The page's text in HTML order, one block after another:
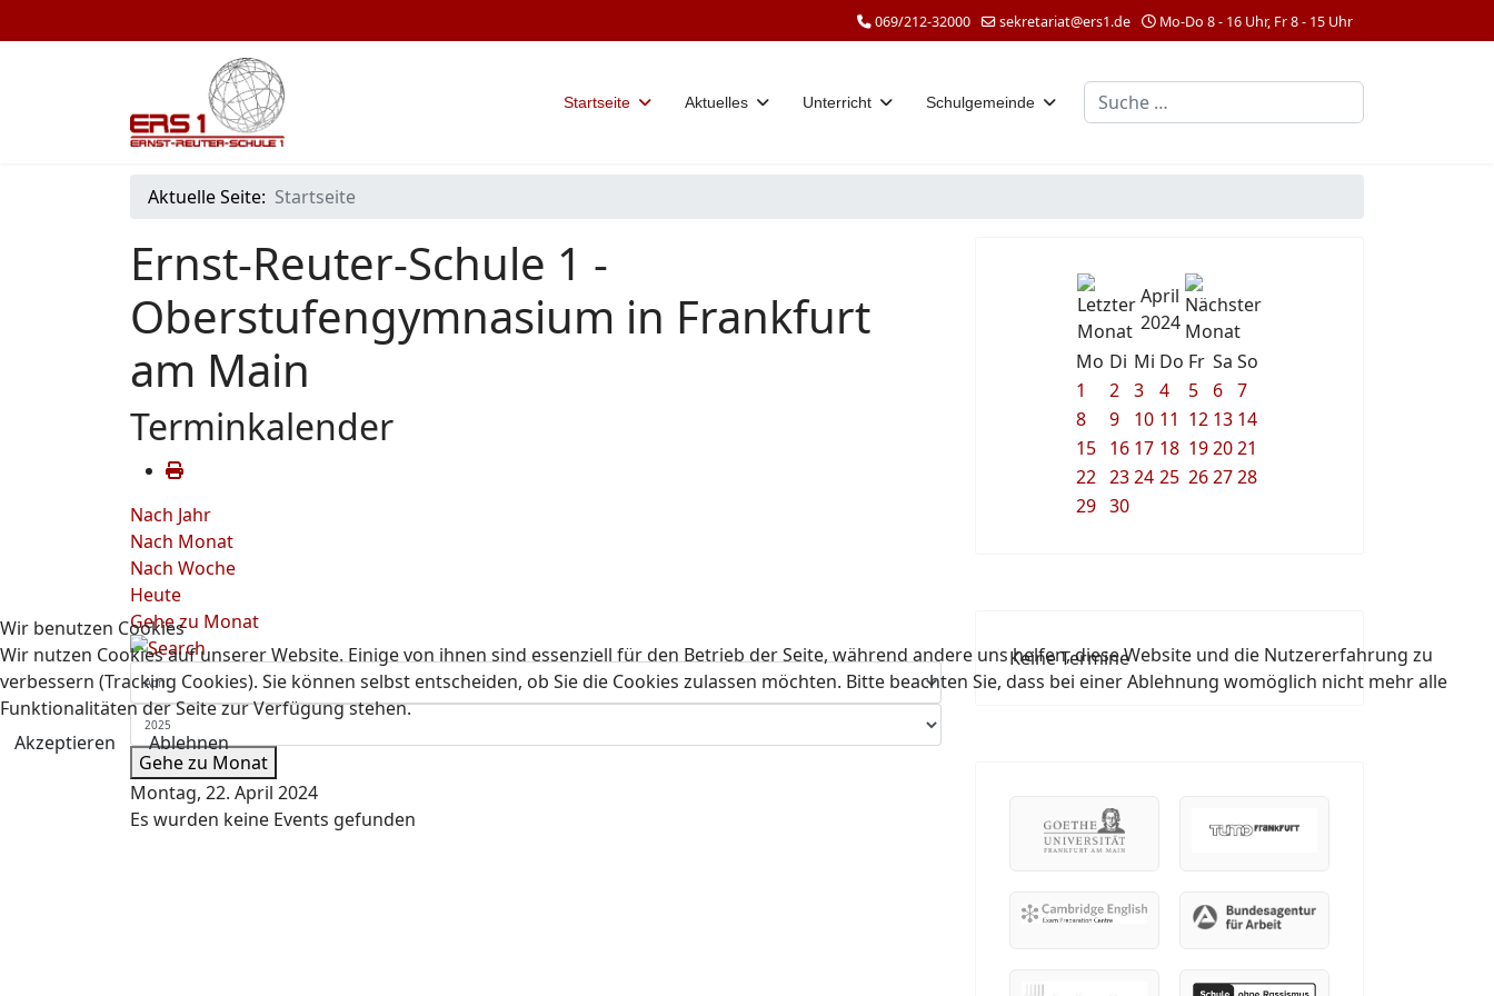
069/212-32000 sekretariat@ers1.de Mo-Do 8 - 16 Uhr, Fr 8 - 15 Uhr
Startseite Aktuelles Unterricht Schulgemeinde Suchen
Aktuelle Seite: Startseite
Ernst-Reuter-Schule 1 -
Oberstufengymnasium in Frankfurt
am Main
Terminkalender
Nach Jahr
Nach Monat
Nach Woche
Heute
Gehe zu Monat
Gehe zu Monat
Montag, 22. April 2024
Es wurden keine Events gefunden
April
2024
Mo Di Mi Do Fr Sa So
1
2 3 4 5 6 7
8
9 10 11 12 13 14
15 16 17 18 192021
22 2324 25 262728
29 30
Keine Termine
Wir benutzen Cookies
Wir nutzen Cookies auf unserer Website. Einige von ihnen sind essenziell für den Betrieb der Seite, während andere uns helfen, diese Website und die Nutzererfahrung zu
verbessern (Tracking Cookies). Sie können selbst entscheiden, ob Sie die Cookies zulassen möchten. Bitte beachten Sie, dass bei einer Ablehnung womöglich nicht mehr alle
Funktionalitäten der Seite zur Verfügung stehen.
Akzeptieren
Ablehnen